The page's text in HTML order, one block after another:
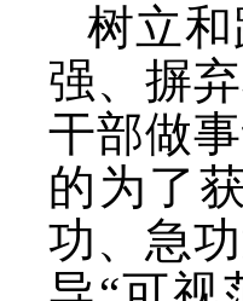
树立
强、摒
干部做
的为了
功、急